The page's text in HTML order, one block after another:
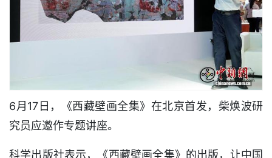
6月17日，《西藏壁画全集》在北京首发，柴焕波研
究员应邀作专题讲座。
科学出版社表示，《西藏壁画全集》的出版，让中国